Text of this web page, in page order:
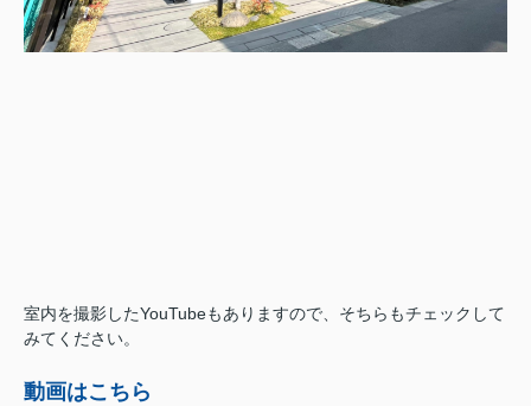
室内を撮影したYouTubeもありますので、そちらもチェックして
みてください。
動画はこちら